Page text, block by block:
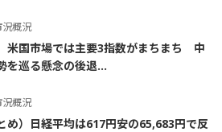
況概況
）米国市場では主要3指数がまちまち 中
を巡る懸念の後退...
況概況
め）日経平均は617円安の65,683円で反